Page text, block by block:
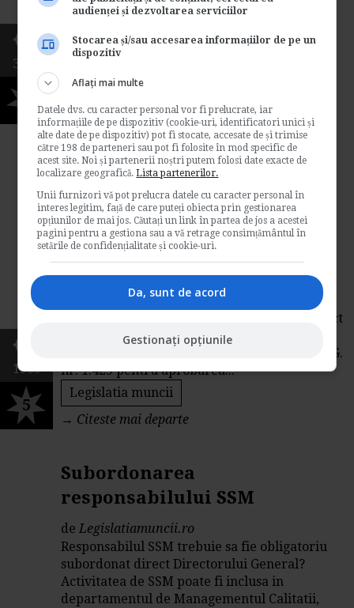
de zile salariatii incadrati cu contract de
presupune astfel detasarea personalului in
Legislatia muncii
→Citeste mai departe
3166
Sanatate si securitate in
munca. Autorizatie de
functionare
deLegislatiamuncii.ro
Care sunt atributiile unei firme catre ITM in
tehnologic sau monteaza noi instalatii pe
amplasament? Firma este autorizata din punct
de vedere SSM cu mult timp in urma, de la
inceputul activitatii. Raspuns: La art. 3 din H.G.
nr. 1.425 pentru aprobarea...
Legislatia muncii
→ Citeste mai departe
1909
5
Subordonarea
responsabilului SSM
deLegislatiamuncii.ro
Responsabilul SSM trebuie sa fie obligatoriu
subordonat direct Directorului General?
Activitatea de SSM poate fi inclusa in
departamentul de Managementul Calitatii,
audienței și dezvoltarea serviciilor
Stocarea și/sau accesarea informațiilor de pe un
dispozitiv
Aflați mai multe
Datele dvs. cu caracter personal vor fi prelucrate, iar
informațiile de pe dispozitiv (cookie-uri, identificatori unici și
alte date de pe dispozitiv) pot fi stocate, accesate de și trimise
către 198 de parteneri sau pot fi folosite în mod specific de
acest site. Noi și partenerii noștri putem folosi date exacte de
localizare geografică.Lista partenerilor.
Unii furnizori vă pot prelucra datele cu caracter personal în
interes legitim, față de care puteți obiecta prin gestionarea
opțiunilor de mai jos. Căutați un link în partea de jos a acestei
pagini pentru a gestiona sau a vă retrage consimțământul în
setările de confidențialitate și cookie-uri.
Da, sunt de acord
Gestionați opțiunile